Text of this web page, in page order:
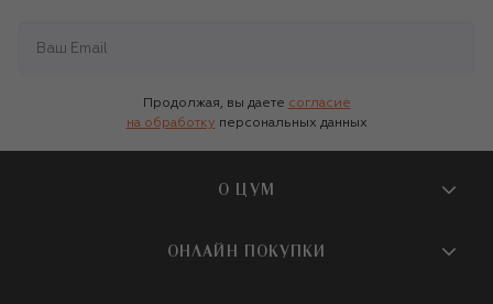
Продолжая, вы даете согласие
на обработку персональных данных
О ЦУМ
О магазине
ОНЛАЙН ПОКУПКИ